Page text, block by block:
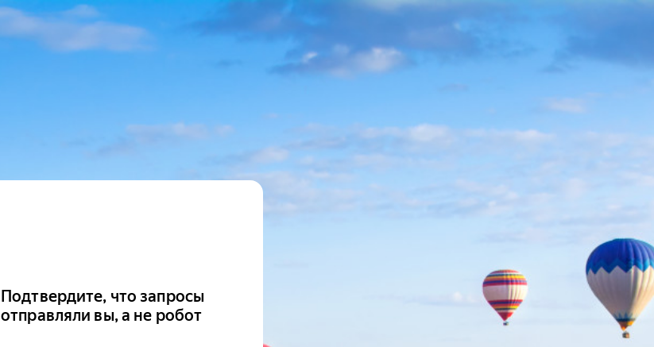
Подтвердите, что запросы
отправляли вы, а не робот